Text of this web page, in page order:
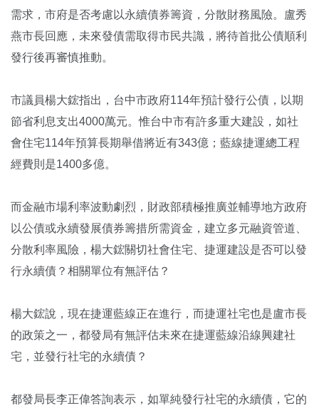
需求，市府是否考慮以永續債券籌資，分散財務風險。盧秀
燕市長回應，未來發債需取得市民共識，將待首批公債順利
發行後再審慎推動。
市議員楊大鋐指出，台中市政府114年預計發行公債，以期
節省利息支出4000萬元。惟台中市有許多重大建設，如社
會住宅114年預算長期舉借將近有343億；藍線捷運總工程
經費則是1400多億。
而金融市場利率波動劇烈，財政部積極推廣並輔導地方政府
以公債或永續發展債券籌措所需資金，建立多元融資管道、
分散利率風險，楊大鋐關切社會住宅、捷運建設是否可以發
行永續債？相關單位有無評估？
楊大鋐說，現在捷運藍線正在進行，而捷運社宅也是盧市長
的政策之一，都發局有無評估未來在捷運藍線沿線興建社
宅，並發行社宅的永續債？
都發局長李正偉答詢表示，如單純發行社宅的永續債，它的